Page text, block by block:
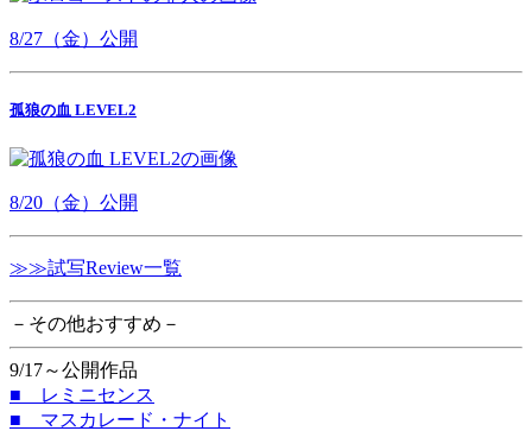
8/27（金）公開
孤狼の血 LEVEL2
8/20（金）公開
≫≫試写Review一覧
－その他おすすめ－
9/17～公開作品
■ レミニセンス
■ マスカレード・ナイト